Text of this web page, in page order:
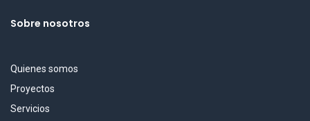
Sobre nosotros
Quienes somos
Proyectos
Servicios